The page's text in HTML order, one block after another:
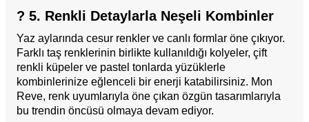
? 5. Renkli Detaylarla Neşeli Kombinler
Yaz aylarında cesur renkler ve canlı formlar öne çıkıyor.
Farklı taş renklerinin birlikte kullanıldığı kolyeler, çift
renkli küpeler ve pastel tonlarda yüzüklerle
kombinlerinize eğlenceli bir enerji katabilirsiniz. Mon
Reve, renk uyumlarıyla öne çıkan özgün tasarımlarıyla
bu trendin öncüsü olmaya devam ediyor.